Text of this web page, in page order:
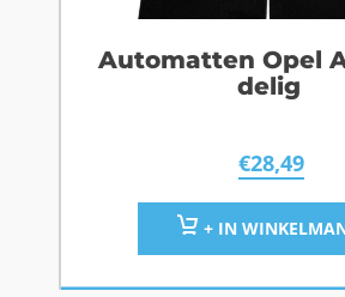
Automatten Opel
delig
€28,49
+ IN